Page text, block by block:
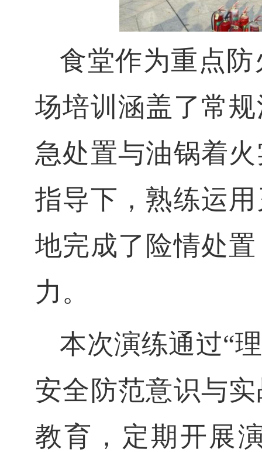
食堂作为重点
场培训涵盖了常
急处置与油锅着
指导下，熟练运
地完成了险情处
力。
本次演练通过“
安全防范意识与
教育，定期开展